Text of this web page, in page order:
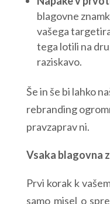
blagovne
vašega
tega lotili na
raziskavo.
Še in še bi lahko
rebranding
pravzaprav ni.
Vsaka blagovna
Prvi korak k
samo misel o